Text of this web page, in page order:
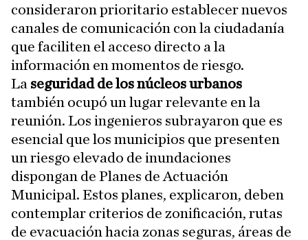
consideraron prioritario establecer nuevos
canales de comunicación con la ciudadanía
que faciliten el acceso directo a la
información en momentos de riesgo.
La seguridad de los núcleos urbanos
también ocupó un lugar relevante en la
reunión. Los ingenieros subrayaron que es
esencial que los municipios que presenten
un riesgo elevado de inundaciones
dispongan de Planes de Actuación
Municipal. Estos planes, explicaron, deben
contemplar criterios de zonificación, rutas
de evacuación hacia zonas seguras, áreas de